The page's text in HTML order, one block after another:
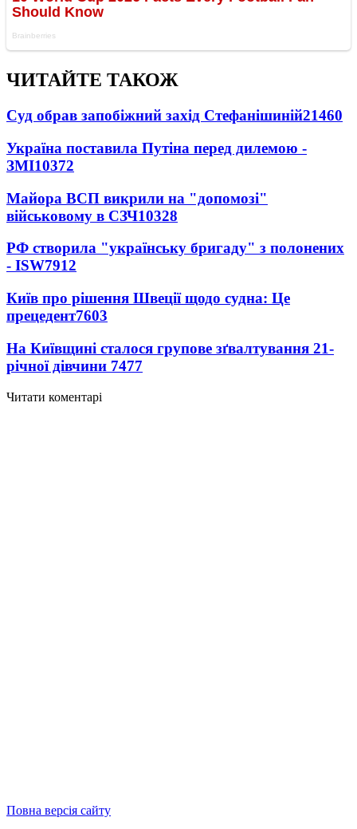
ЧИТАЙТЕ ТАКОЖ
Суд обрав запобіжний захід Стефанішиній21460
Україна поставила Путіна перед дилемою -
ЗМІ10372
Майора ВСП викрили на "допомозі"
військовому в СЗЧ10328
РФ створила "українську бригаду" з полонених
- ISW7912
Київ про рішення Швеції щодо судна: Це
прецедент7603
На Київщині сталося групове зґвалтування 21-
річної дівчини 7477
Читати коментарі
Повна версія сайту